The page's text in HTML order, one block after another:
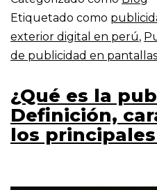
Etiquetado como
exterior digital en perú,
de publicidad en
¿Qué es la
Definición,
los